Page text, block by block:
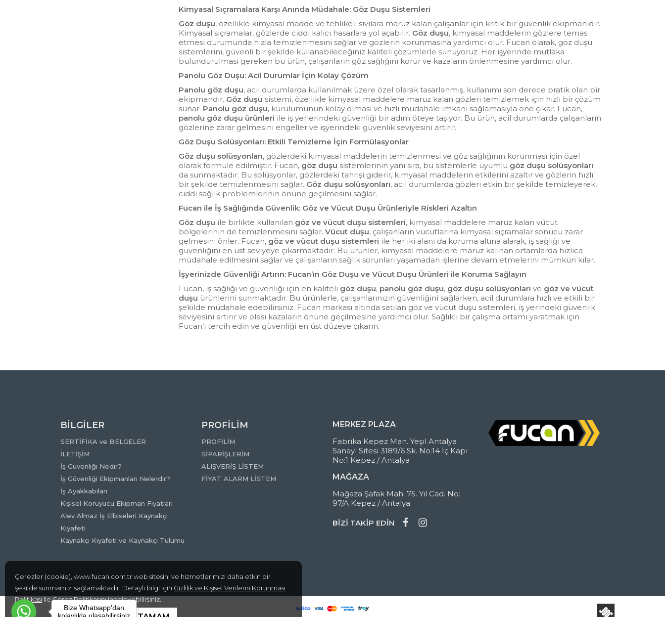
Kimyasal Sıçramalara Karşı Anında Müdahale: Göz Duşu Sistemleri
Göz duşu, özellikle kimyasal madde ve tehlikeli sıvılara maruz kalan çalışanlar için kritik bir güvenlik ekipmanıdır.
Kimyasal sıçramalar, gözlerde ciddi kalıcı hasarlara yol açabilir. Göz duşu, kimyasal maddelerin gözlere temas
etmesi durumunda hızla temizlenmesini sağlar ve gözlerin korunmasına yardımcı olur. Fucan olarak, göz duşu
sistemlerini, güvenli bir şekilde kullanabileceğiniz kaliteli çözümlerle sunuyoruz. Her işyerinde mutlaka
bulundurulması gereken bu ürün, çalışanların göz sağlığını korur ve kazaların önlenmesine yardımcı olur.
Panolu Göz Duşu: Acil Durumlar İçin Kolay Çözüm
Panolu göz duşu, acil durumlarda kullanılmak üzere özel olarak tasarlanmış, kullanımı son derece pratik olan bir
ekipmandır. Göz duşu sistemi, özellikle kimyasal maddelere maruz kalan gözleri temizlemek için hızlı bir çözüm
sunar. Panolu göz duşu, kurulumunun kolay olması ve hızlı müdahale imkanı sağlamasıyla öne çıkar. Fucan,
panolu göz duşu ürünleri ile iş yerlerindeki güvenliği bir adım öteye taşıyor. Bu ürün, acil durumlarda çalışanların
gözlerine zarar gelmesini engeller ve işyerindeki güvenlik seviyesini artırır.
Göz Duşu Solüsyonları: Etkili Temizleme İçin Formülasyonlar
Göz duşu solüsyonları, gözlerdeki kimyasal maddelerin temizlenmesi ve göz sağlığının korunması için özel
olarak formüle edilmiştir. Fucan, göz duşu sistemlerinin yanı sıra, bu sistemlerle uyumlu göz duşu solüsyonları
da sunmaktadır. Bu solüsyonlar, gözlerdeki tahrişi giderir, kimyasal maddelerin etkilerini azaltır ve gözlerin hızlı
bir şekilde temizlenmesini sağlar. Göz duşu solüsyonları, acil durumlarda gözleri etkin bir şekilde temizleyerek,
ciddi sağlık problemlerinin önüne geçilmesini sağlar.
Fucan ile İş Sağlığında Güvenlik: Göz ve Vücut Duşu Ürünleriyle Riskleri Azaltın
Göz duşu ile birlikte kullanılan göz ve vücut duşu sistemleri, kimyasal maddelere maruz kalan vücut
bölgelerinin de temizlenmesini sağlar.Vücut duşu, çalışanların vücutlarına kimyasal sıçramalar sonucu zarar
gelmesini önler. Fucan, göz ve vücut duşu sistemleri ile her iki alanı da koruma altına alarak, iş sağlığı ve
güvenliğini en üst seviyeye çıkarmaktadır. Bu ürünler, kimyasal maddelere maruz kalınan ortamlarda hızlıca
müdahale edilmesini sağlar ve çalışanların sağlık sorunları yaşamadan işlerine devam etmelerini mümkün kılar.
İşyerinizde Güvenliği Artırın: Fucan’ın Göz Duşu ve Vücut Duşu Ürünleri ile Koruma Sağlayın
Fucan, iş sağlığı ve güvenliği için en kaliteli göz duşu, panolu göz duşu, göz duşu solüsyonları ve göz ve vücut
duşu ürünlerini sunmaktadır. Bu ürünlerle, çalışanlarınızın güvenliğini sağlarken, acil durumlara hızlı ve etkili bir
şekilde müdahale edebilirsiniz. Fucan markası altında satılan göz ve vücut duşu sistemleri, iş yerindeki güvenlik
seviyesini artırır ve olası kazaların önüne geçilmesine yardımcı olur. Sağlıklı bir çalışma ortamı yaratmak için
Fucan’ı tercih edin ve güvenliği en üst düzeye çıkarın.
Çerezler (cookie), www.fucan.com.tr web sitesini ve hizmetlerimizi daha etkin bir
şekilde sunmamızı sağlamaktadır. Detaylı bilgi için Gizlilik ve Kişisel Verilerin Korunması
Politikası ileÇerez Politikasınıinceleyebilirsiniz.
BİLGİLER
SERTİFİKA ve BELGELER
İLETİŞİM
İş Güvenliği Nedir?
İş Güvenliği Ekipmanları Nelerdir?
İş Ayakkabıları
Kişisel Koruyucu Ekipman Fiyatları
Alev Almaz İş Elbiseleri Kaynakçı
Kıyafeti
Kaynakçı Kıyafeti ve Kaynakçı Tulumu
PROFİLİM
PROFİLİM
SİPARİŞLERİM
ALIŞVERİŞ LİSTEM
FİYAT ALARM LİSTEM
MERKEZ PLAZA
Fabrika Kepez Mah. Yeşil Antalya
Sanayi Sitesi 3189/6 Sk. No:14 İç Kapı
No:1 Kepez / Antalya
MAĞAZA
Mağaza Şafak Mah. 75. Yıl Cad. No:
97/A Kepez / Antalya
BİZİ TAKİP EDİN
®Tüm Hakları Saklıdır.
Bize Whatsapp'dan